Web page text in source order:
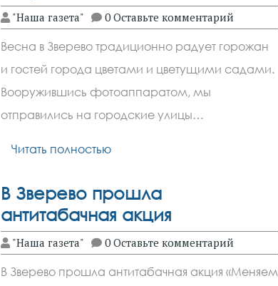
"Наша газета" 0 Оставьте комментарий
Весна в Зверево традиционно радует горожан
и гостей города цветами и цветущими садами.
Вооружившись фотоаппаратом, мы
отправились на городские улицы…
Читать полностью
В Зверево прошла
антитабачная акция
"Наша газета" 0 Оставьте комментарий
В Зверево прошла антитабачная акция «Меняем